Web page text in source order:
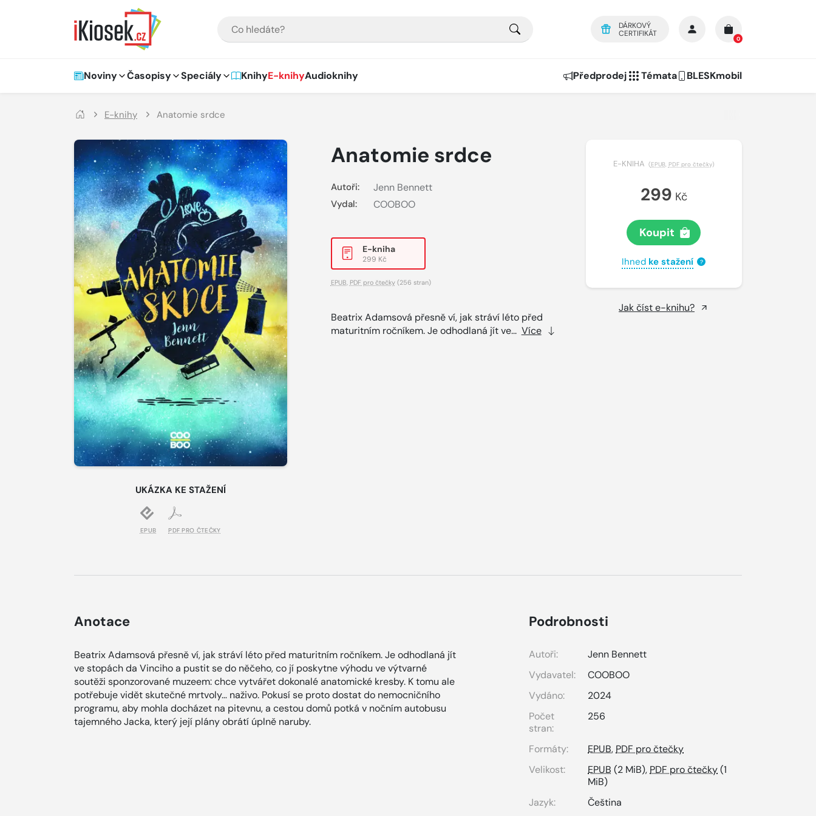
DÁRKOVÝ
CERTIFIKÁT
0
Hlavní navigace
Noviny Časopisy Speciály KnihyE-knihyAudioknihy Předprodej Témata BLESKmobil
E-knihy Anatomie srdce
UKÁZKA KE STAŽENÍ
EPUB PDF PRO ČTEČKY
Anatomie srdce
Autoři: Jenn Bennett
Vydal: COOBOO
E-kniha
299 Kč
EPUB PDF pro čtečky(256 stran)
Beatrix Adamsová přesně ví, jak stráví léto před
maturitním ročníkem. Je odhodlaná jít ve... Více
E-KNIHA (EPUB, PDF pro čtečky)
299 Kč
Koupit
Ihned ke stažení ?
Jak číst e-knihu?
Anotace
Beatrix Adamsová přesně ví, jak stráví léto před maturitním ročníkem. Je odhodlaná jít
ve stopách da Vinciho a pustit se do něčeho, co jí poskytne výhodu ve výtvarné
soutěži sponzorované muzeem: chce vytvářet dokonalé anatomické kresby. K tomu ale
potřebuje vidět skutečné mrtvoly… naživo. Pokusí se proto dostat do nemocničního
programu, aby mohla docházet na pitevnu, a cestou domů potká v nočním autobusu
tajemného Jacka, který její plány obrátí úplně naruby.
Podrobnosti
Autoři:
Jenn Bennett
Vydavatel:
COOBOO
Vydáno:
2024
Počet
stran:
256
Formáty: EPUB, PDF pro čtečky
Velikost:
EPUB (2 MiB), PDF pro čtečky(1
MiB)
Jazyk:
Čeština